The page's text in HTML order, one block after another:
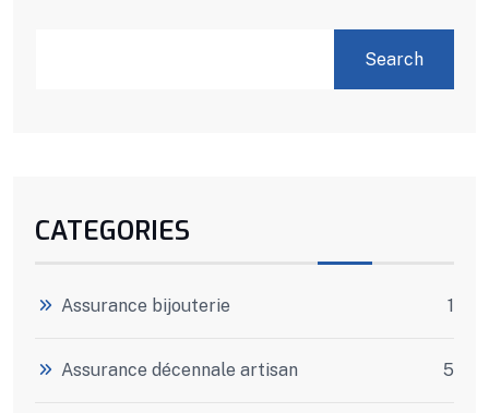
Search
CATEGORIES
Assurance bijouterie 1
Assurance décennale artisan 5